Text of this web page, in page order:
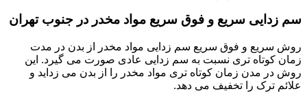
سم زدایی سریع و فوق سریع مواد مخدر در جنوب تهران
روش سریع و فوق سریع سم زدایی مواد مخدر از بدن در مدت
زمان کوتاه تری نسبت به سم زدایی عادی صورت می گیرد. این
روش در مدن زمان کوتاه تری مواد مخدر را از بدن می زداید و
علائم ترک را تخفیف می دهد.